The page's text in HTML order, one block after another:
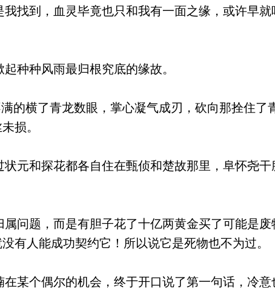
找到，血灵毕竟也只和我有一面之缘，或许早就
种种风雨最归根究底的缘故。
的横了青龙数眼，掌心凝气成刃，砍向那拴住了
损。
元和探花都各自住在甄侦和楚故那里，阜怀尧干
问题，而是有胆子花了十亿两黄金买了可能是废
有人能成功契约它！所以说它是死物也不为过。
某个偶尔的机会，终于开口说了第一句话，冷意